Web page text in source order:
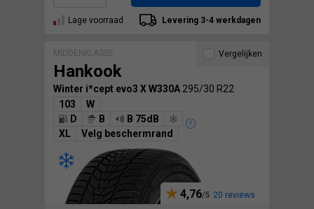
Lage voorraad Levering 3-4 werkdagen
MIDDENKLASSE
Hankook
Winter i*cept evo3 X W330A 295/30 R22
103
W
D
B
B 75dB
XL
Velg beschermrand
4,76 20 reviews
Vergelijken